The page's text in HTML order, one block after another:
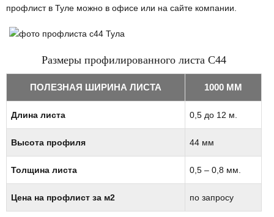
профлист в Туле можно в офисе или на сайте компании.
Размеры профилированного листа С44
ПОЛЕЗНАЯ ШИРИНА ЛИСТА 1000 ММ
Длина листа 0,5 до 12 м.
Высота профиля 44 мм
Толщина листа 0,5 – 0,8 мм.
Цена на профлист за м2 по запросу